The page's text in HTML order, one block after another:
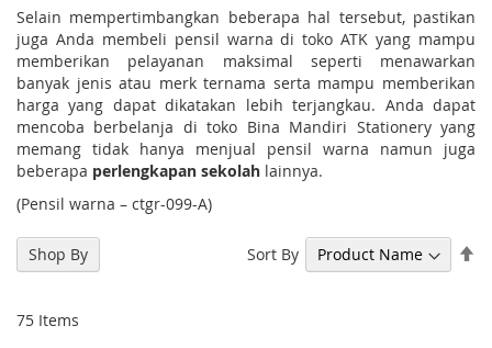
Selain mempertimbangkan beberapa hal tersebut, pastikan
juga Anda membeli pensil warna di toko ATK yang mampu
memberikan pelayanan maksimal seperti menawarkan
banyak jenis atau merk ternama serta mampu memberikan
harga yang dapat dikatakan lebih terjangkau. Anda dapat
mencoba berbelanja di toko Bina Mandiri Stationery yang
memang tidak hanya menjual pensil warna namun juga
beberapa perlengkapan sekolah lainnya.
(Pensil warna – ctgr-099-A)
75 Items
Sort By
Shop By